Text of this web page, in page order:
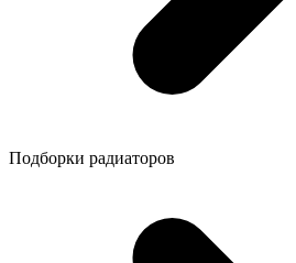
Подборки радиаторов